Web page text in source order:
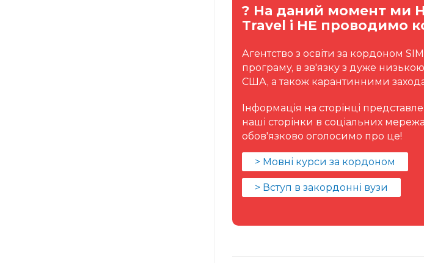
? На даний момент ми
Travel і НЕ проводимо
Агентство з освіти за кордоном
програму, в зв'язку з дуже
США, а також карантинними
Інформація на сторінці
наші сторінки в соціальних
обов'язково оголосимо про це!
> Мовні курси за кордоном
> Вступ в закордонні вузи